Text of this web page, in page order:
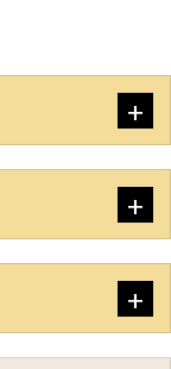
+
+
+